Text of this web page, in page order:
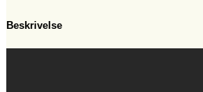
Beskrivelse